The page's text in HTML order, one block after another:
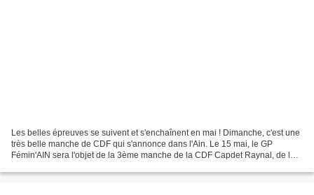
Les belles épreuves se suivent et s'enchaînent en mai ! Dimanche, c'est une
très belle manche de CDF qui s'annonce dans l'Ain. Le 15 mai, le GP
Fémin'AIN sera l'objet de la 3ème manche de la CDF Capdet Raynal, de la